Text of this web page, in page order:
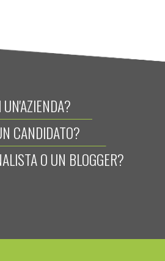
UN'AZIENDA?
CANDIDATO?
O UN BLOGGER?